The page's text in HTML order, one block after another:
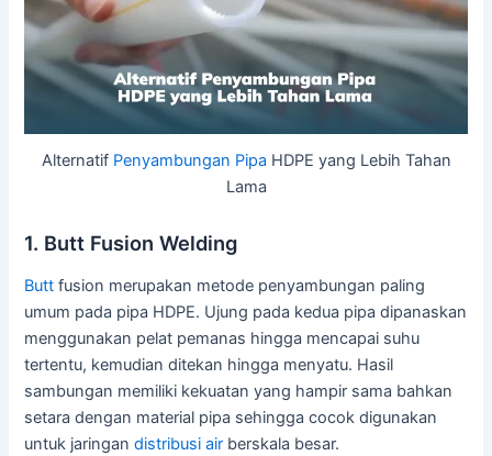
Alternatif Penyambungan Pipa HDPE yang Lebih Tahan
Lama
1. Butt Fusion Welding
Butt fusion merupakan metode penyambungan paling
umum pada pipa HDPE. Ujung pada kedua pipa dipanaskan
menggunakan pelat pemanas hingga mencapai suhu
tertentu, kemudian ditekan hingga menyatu. Hasil
sambungan memiliki kekuatan yang hampir sama bahkan
setara dengan material pipa sehingga cocok digunakan
untuk jaringandistribusi air berskala besar.